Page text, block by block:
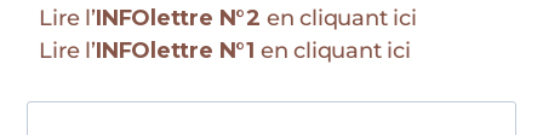
Lire l’INFOlettre N°2 en cliquant ici
Lire l’INFOlettre N°1 en cliquant ici